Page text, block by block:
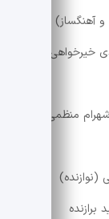
و آهنگساز)
خیرخواهی
منظمی
(نوازنده)